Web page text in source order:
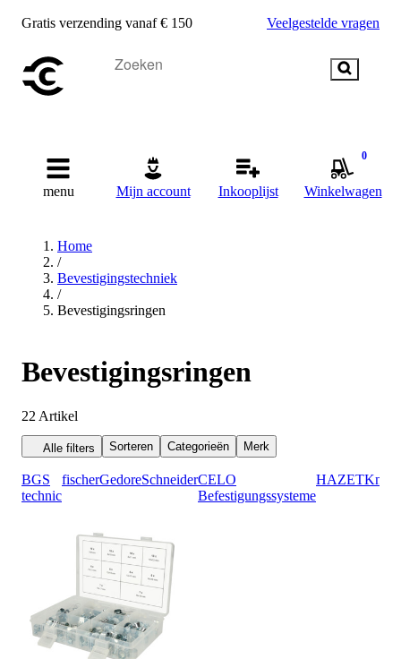
Gratis verzending vanaf € 150 Veelgestelde vragen
menu Mijn account Inkooplijst
0
Winkelwagen
Home
/
Bevestigingstechniek
/
Bevestigingsringen
Bevestigingsringen
22 Artikel
Alle filters Sorteren Categorieën Merk
BGS
technic
fischerGedoreSchneiderCELO
Befestigungssysteme
HAZET